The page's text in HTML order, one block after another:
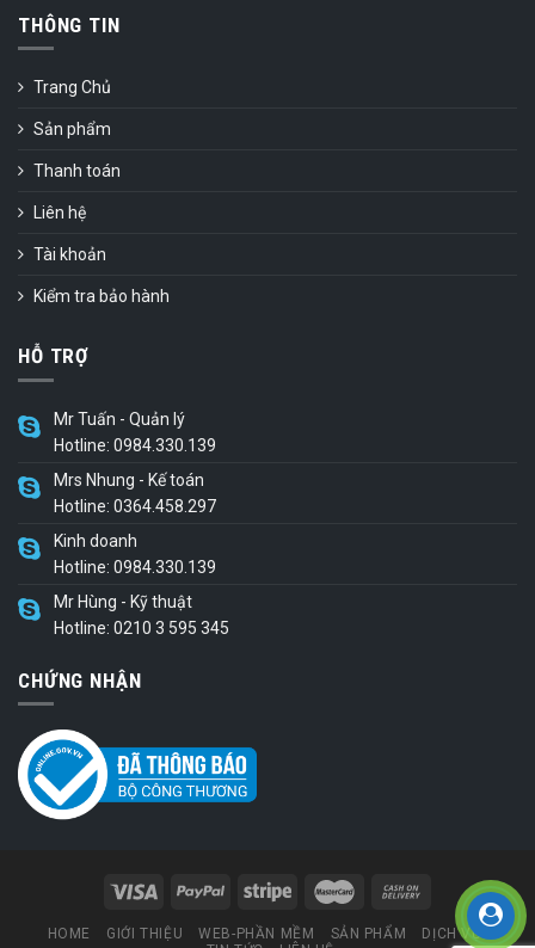
THÔNG TIN
Trang Chủ
Sản phẩm
Thanh toán
Liên hệ
Tài khoản
Kiểm tra bảo hành
HỖ TRỢ
Mr Tuấn - Quản lý
Hotline: 0984.330.139
Mrs Nhung - Kế toán
Hotline: 0364.458.297
Kinh doanh
Hotline: 0984.330.139
Mr Hùng - Kỹ thuật
Hotline: 0210 3 595 345
CHỨNG NHẬN
HOME GIỚI THIỆU WEB-PHẦN MỀM SẢN PHẨM
DỊCH VỤ